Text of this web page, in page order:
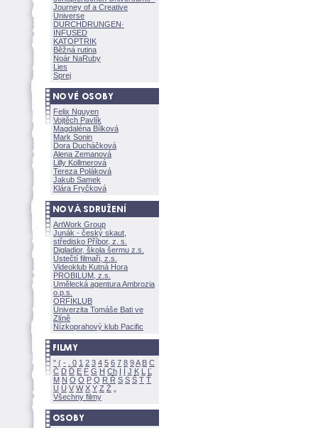
Journey of a Creative
Universe
DURCHDRUNGEN·
INFUSED
KATOPTRIK
Běžná rutina
Noár NaRuby
Lies
Sprej
Felix Nguyen
Vojtěch Pavlík
Magdaléna Bílkov
Mark Sonin
Dora Ducháčkov
Alena Zemanov
Lilly Kollmerov
Tereza Polákov
Jakub Samek
Klára Fryčkov
ArtWork Group
Junák - český skaut,
středisko Příbor, z. s.
Digladior, škola šermu z.s.
Ústečtí filmaři, z.s.
Videoklub Kutná Hora
PROBILUM, z.s.
Umělecká agentura Ambrozia
o.p.s.
ORFIKLUB
Univerzita Tomáše Bati ve
Zlíně
Nízkoprahový klub Pacific
" ( - 0 1 2 3 4 5 6 7 8 9A B C
Č D Ď E F G H Ch I Í J K L
Ľ
M N O Ó P Q R Ř S Ś T Ť
U Ú V W X Y Z
Všechny filmy